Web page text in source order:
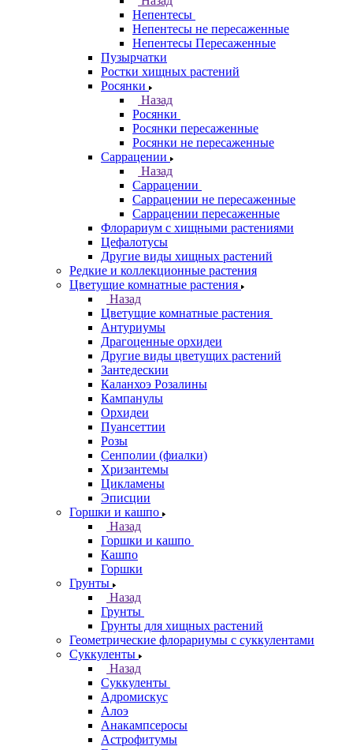
Непентесы
Непентесы не пересаженные
Непентесы Пересаженные
Пузырчатки
Ростки хищных растений
Росянки
Назад
Росянки
Росянки пересаженные
Росянки не пересаженные
Саррацении
Назад
Саррацении
Саррацении не пересаженные
Саррацении пересаженные
Флорариум с хищными растениями
Цефалотусы
Другие виды хищных растений
Редкие и коллекционные растения
Цветущие комнатные растения
Назад
Цветущие комнатные растения
Антуриумы
Драгоценные орхидеи
Другие виды цветущих растений
Зантедескии
Каланхоэ Розалины
Кампанулы
Орхидеи
Пуансеттии
Розы
Сенполии (фиалки)
Хризантемы
Цикламены
Эписции
Горшки и кашпо
Назад
Горшки и кашпо
Кашпо
Горшки
Грунты
Назад
Грунты
Грунты для хищных растений
Геометрические флорариумы с суккулентами
Суккуленты
Назад
Суккуленты
Адромискус
Алоэ
Анакампсеросы
Астрофитумы